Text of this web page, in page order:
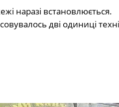
наразі встановлюється.
дві одиниці